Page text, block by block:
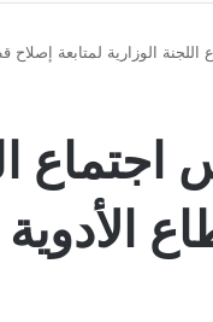
الوزارية لمتابعة إصلاح
اجتماع
الأدوية